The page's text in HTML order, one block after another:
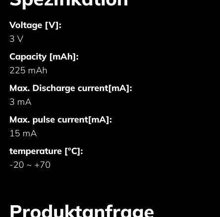
Voltage [V]:
3 V
Capacity [mAh]:
225 mAh
Max. Discharge current[mA]:
3 mA
Max. pulse current[mA]:
15 mA
temperature [°C]:
-20 ~ +70
Produktanfrage